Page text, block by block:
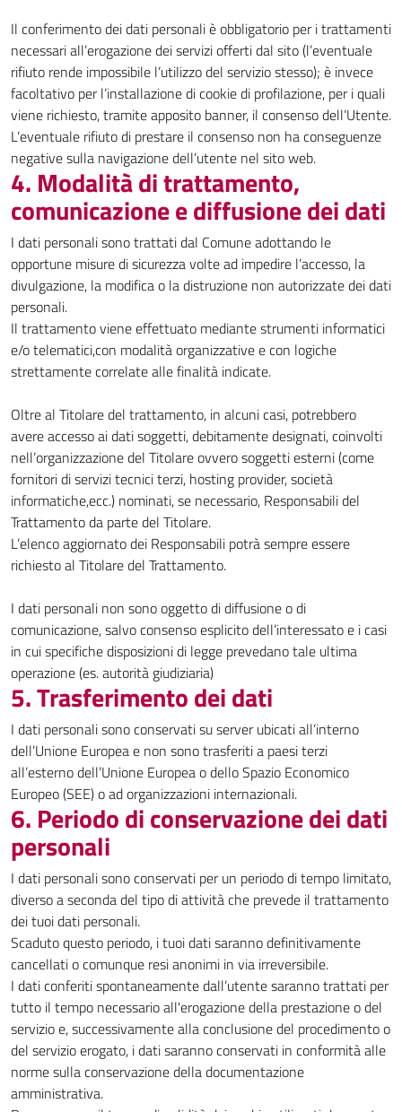
Il conferimento dei dati personali è obbligatorio per i trattamenti
necessari all’erogazione dei servizi offerti dal sito (l’eventuale
rifiuto rende impossibile l’utilizzo del servizio stesso); è invece
facoltativo per l’installazione di cookie di profilazione, per i quali
viene richiesto, tramite apposito banner, il consenso dell’Utente.
L’eventuale rifiuto di prestare il consenso non ha conseguenze
negative sulla navigazione dell’utente nel sito web.
4. Modalità di trattamento,
comunicazione e diffusione dei dati
I dati personali sono trattati dal Comune adottando le
opportune misure di sicurezza volte ad impedire l’accesso, la
divulgazione, la modifica o la distruzione non autorizzate dei dati
personali.
Il trattamento viene effettuato mediante strumenti informatici
e/o telematici,con modalità organizzative e con logiche
strettamente correlate alle finalità indicate.
Oltre al Titolare del trattamento, in alcuni casi, potrebbero
avere accesso ai dati soggetti, debitamente designati, coinvolti
nell’organizzazione del Titolare ovvero soggetti esterni (come
fornitori di servizi tecnici terzi, hosting provider, società
informatiche,ecc.) nominati, se necessario, Responsabili del
Trattamento da parte del Titolare.
L’elenco aggiornato dei Responsabili potrà sempre essere
richiesto al Titolare del Trattamento.
I dati personali non sono oggetto di diffusione o di
comunicazione, salvo consenso esplicito dell’interessato e i casi
in cui specifiche disposizioni di legge prevedano tale ultima
operazione (es. autorità giudiziaria)
5. Trasferimento dei dati
I dati personali sono conservati su server ubicati all’interno
dell’Unione Europea e non sono trasferiti a paesi terzi
all’esterno dell’Unione Europea o dello Spazio Economico
Europeo (SEE) o ad organizzazioni internazionali.
6. Periodo di conservazione dei dati
personali
I dati personali sono conservati per un periodo di tempo limitato,
diverso a seconda del tipo di attività che prevede il trattamento
dei tuoi dati personali.
Scaduto questo periodo, i tuoi dati saranno definitivamente
cancellati o comunque resi anonimi in via irreversibile.
I dati conferiti spontaneamente dall’utente saranno trattati per
tutto il tempo necessario all'erogazione della prestazione o del
servizio e, successivamente alla conclusione del procedimento o
del servizio erogato, i dati saranno conservati in conformità alle
norme sulla conservazione della documentazione
amministrativa.